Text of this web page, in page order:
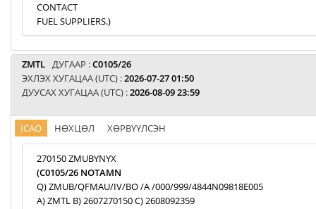
CONTACT
FUEL SUPPLIERS.)
ZMTL ДУГААР :C0105/26
ЭХЛЭХ ХУГАЦАА (UTC) :2026-07-27 01:50
ДУУСАХ ХУГАЦАА (UTC) :2026-08-09 23:59
ICAO НӨХЦӨЛ ХӨРВҮҮЛСЭН
270150 ZMUBYNYX
(C0105/26 NOTAMN
Q) ZMUB/QFMAU/IV/BO /A /000/999/4844N09818E005
A) ZMTL B) 2607270150 C) 2608092359